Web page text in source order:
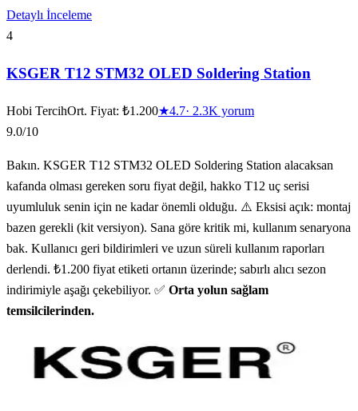
Detaylı İnceleme
4
KSGER T12 STM32 OLED Soldering Station
Hobi TercihOrt. Fiyat: ₺1.200★4.7· 2.3K yorum
9.0/10
Bakın. KSGER T12 STM32 OLED Soldering Station alacaksan
kafanda olması gereken soru fiyat değil, hakko T12 uç serisi
uyumluluk senin için ne kadar önemli olduğu. ⚠️ Eksisi açık: montaj
bazen gerekli (kit versiyon). Sana göre kritik mi, kullanım senaryona
bak. Kullanıcı geri bildirimleri ve uzun süreli kullanım raporları
derlendi. ₺1.200 fiyat etiketi ortanın üzerinde; sabırlı alıcı sezon
indirimiyle aşağı çekebiliyor. ✅ Orta yolun sağlam
temsilcilerinden.